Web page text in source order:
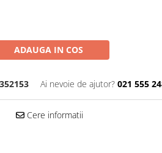
ADAUGA IN COS
Ai nevoie de ajutor? 021 555
Cere informatii